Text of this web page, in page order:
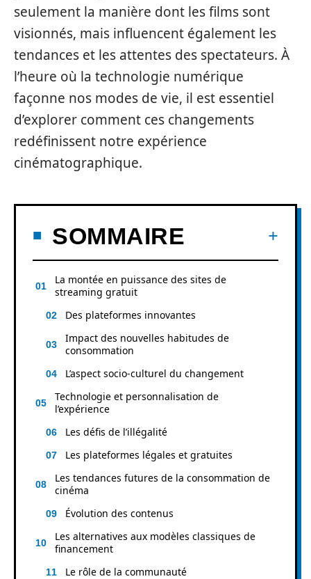
seulement la manière dont les films sont
visionnés, mais influencent également les
tendances et les attentes des spectateurs. À
l’heure où la technologie numérique
façonne nos modes de vie, il est essentiel
d’explorer comment ces changements
redéfinissent notre expérience
cinématographique.
SOMMAIRE
La montée en puissance des sites de
streaming gratuit
Des plateformes innovantes
Impact des nouvelles habitudes de
consommation
L’aspect socio-culturel du changement
Technologie et personnalisation de
l’expérience
Les défis de l’illégalité
Les plateformes légales et gratuites
Les tendances futures de la consommation de
cinéma
Évolution des contenus
Les alternatives aux modèles classiques de
financement
Le rôle de la communauté